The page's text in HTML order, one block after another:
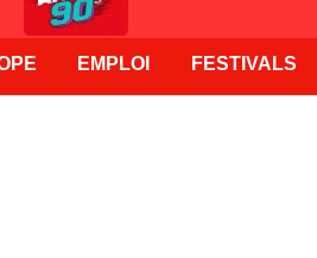
EMPLOI FESTIVALS